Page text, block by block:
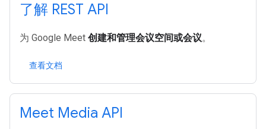
了解 REST API
为 Google Meet 创建和管理会议空间或会议。
查看文档
Meet Media API